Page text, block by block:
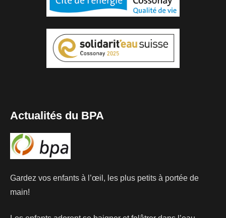
Actualités du BPA
Gardez vos enfants à l’œil, les plus petits à portée de
main!